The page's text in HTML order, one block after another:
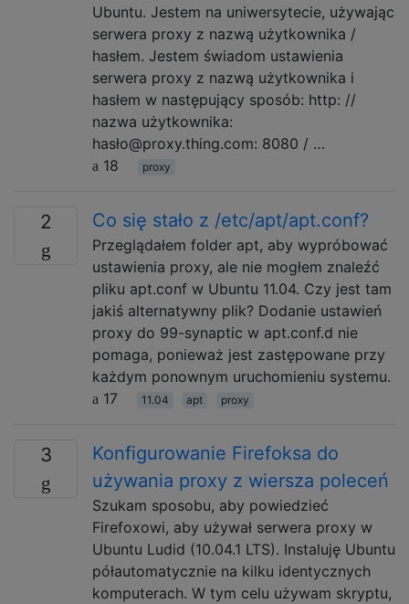
Ubuntu. Jestem na uniwersytecie, używając
serwera proxy z nazwą użytkownika /
hasłem. Jestem świadom ustawienia
serwera proxy z nazwą użytkownika i
hasłem w następujący sposób: http: //
nazwa użytkownika:
hasło@proxy.thing.com: 8080 / …
18
proxy
2 Co się stało z /etc/apt/apt.conf?
Przeglądałem folder apt, aby wypróbować
ustawienia proxy, ale nie mogłem znaleźć
pliku apt.conf w Ubuntu 11.04. Czy jest tam
jakiś alternatywny plik? Dodanie ustawień
proxy do 99-synaptic w apt.conf.d nie
pomaga, ponieważ jest zastępowane przy
każdym ponownym uruchomieniu systemu.
17
11.04 apt proxy
3
Konfigurowanie Firefoksa do
używania proxy z wiersza poleceń
Szukam sposobu, aby powiedzieć
Firefoxowi, aby używał serwera proxy w
Ubuntu Ludid (10.04.1 LTS). Instaluję Ubuntu
półautomatycznie na kilku identycznych
komputerach. W tym celu używam skryptu,